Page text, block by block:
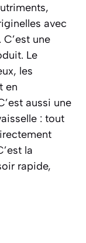
avec
une
Le
les
en
aussi une
: tout
la
rapide,